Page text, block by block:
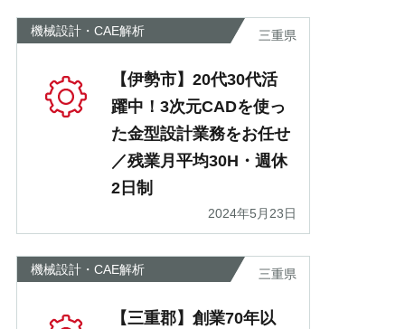
機械設計・CAE解析 三重県
【伊勢市】20代30代活
躍中！3次元CADを使っ
た金型設計業務をお任せ
／残業月平均30H・週休
2日制
2024年5月23日
機械設計・CAE解析 三重県
【三重郡】創業70年以